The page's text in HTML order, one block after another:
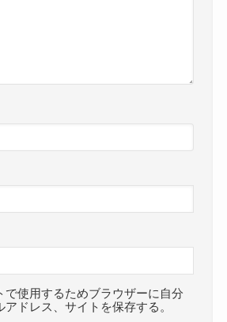
で使用するためブラウザーに自分
ドレス、サイトを保存する。